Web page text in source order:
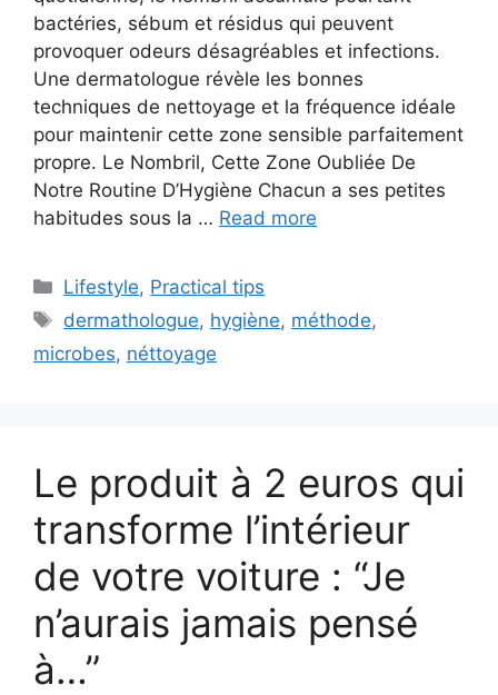
bactéries, sébum et résidus qui peuvent
provoquer odeurs désagréables et infections.
Une dermatologue révèle les bonnes
techniques de nettoyage et la fréquence idéale
pour maintenir cette zone sensible parfaitement
propre. Le Nombril, Cette Zone Oubliée De
Notre Routine D’Hygiène Chacun a ses petites
habitudes sous la … Read more
C
a
e
i
e
s
Lifestyle, Practical tips
T
a
dermathologue, hygiène, méthode,
microbes, néttoyage
Le produit à 2 euros qui
transforme l’intérieur
de votre voiture : “Je
n’aurais jamais pensé
à…”